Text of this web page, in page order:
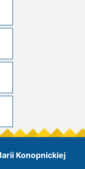
Konopnickiej